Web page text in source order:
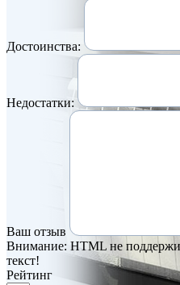
Достоинства:
Недостатки:
Ваш отзыв
Внимание: HTML не
текст!
Рейтинг